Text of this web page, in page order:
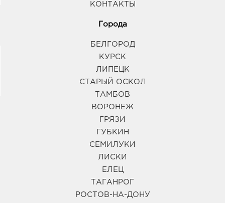
КОНТАКТЫ
Города
БЕЛГОРОД
КУРСК
ЛИПЕЦК
СТАРЫЙ ОСКОЛ
ТАМБОВ
ВОРОНЕЖ
ГРЯЗИ
ГУБКИН
СЕМИЛУКИ
ЛИСКИ
ЕЛЕЦ
ТАГАНРОГ
РОСТОВ-НА-ДОНУ